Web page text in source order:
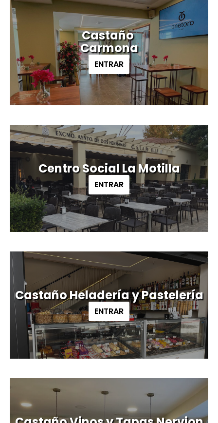
Castaño
Carmona
ENTRAR
Centro Social La Motilla
ENTRAR
Castaño Heladería y Pastelería
ENTRAR